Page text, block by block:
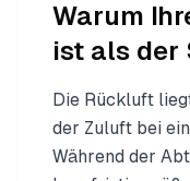
Warum
ist als der
Die Rückluft
der Zuluft bei
Während der